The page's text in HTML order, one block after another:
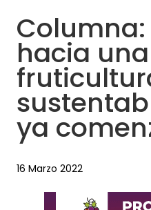
hacia una
ya
16 Marzo 2022